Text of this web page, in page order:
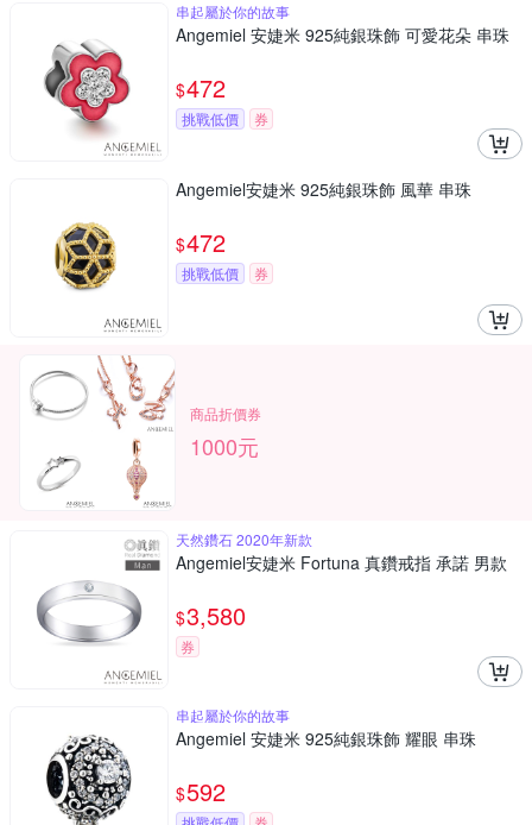
串起屬於你的故事
Angemiel 安婕米 925純銀珠飾 可愛花朵 串珠
$472
挑戰低價 券
Angemiel安婕米 925純銀珠飾 風華 串珠
$472
挑戰低價 券
商品折價券
1000元
天然鑽石 2020年新款
Angemiel安婕米 Fortuna 真鑽戒指 承諾 男款
$3,580
券
串起屬於你的故事
Angemiel 安婕米 925純銀珠飾 耀眼 串珠
$592